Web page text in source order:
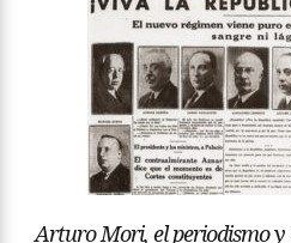
Arturo Mori, el periodismo y